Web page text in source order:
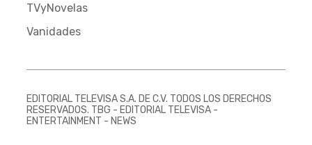
TVyNovelas
Vanidades
EDITORIAL TELEVISA S.A. DE C.V. TODOS LOS DERECHOS
RESERVADOS. TBG - EDITORIAL TELEVISA -
ENTERTAINMENT - NEWS